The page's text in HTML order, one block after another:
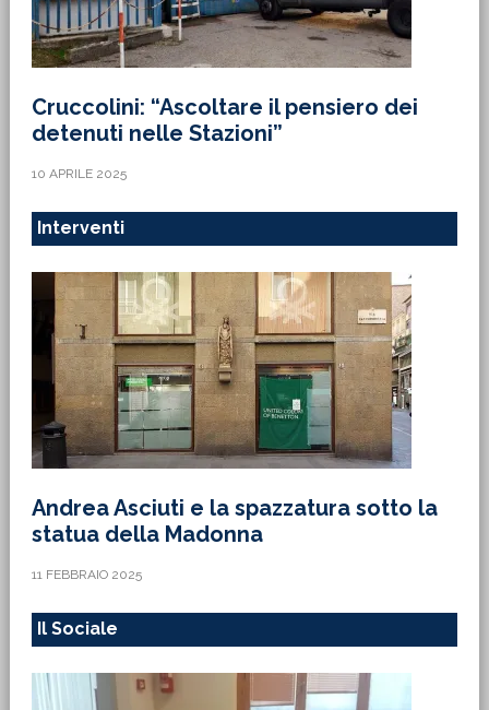
Cruccolini: “Ascoltare il pensiero dei
detenuti nelle Stazioni”
10 APRILE 2025
Interventi
Andrea Asciuti e la spazzatura sotto la
statua della Madonna
11 FEBBRAIO 2025
Il Sociale